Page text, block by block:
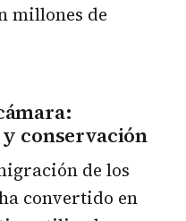
millones de
conservación
de los
convertido en